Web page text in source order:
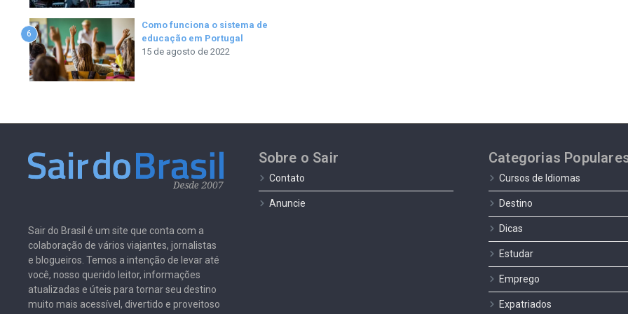
6
Como funciona o sistema de
educação em Portugal
15 de agosto de 2022
Sair do Brasil é um site que conta com a
colaboração de vários viajantes, jornalistas
e blogueiros. Temos a intenção de levar até
você, nosso querido leitor, informações
atualizadas e úteis para tornar seu destino
muito mais acessível, divertido e proveitoso
Sobre o Sair
Contato
Anuncie
Categorias
Cursos de Idiomas
Destino
Dicas
Estudar
Emprego
Expatriados